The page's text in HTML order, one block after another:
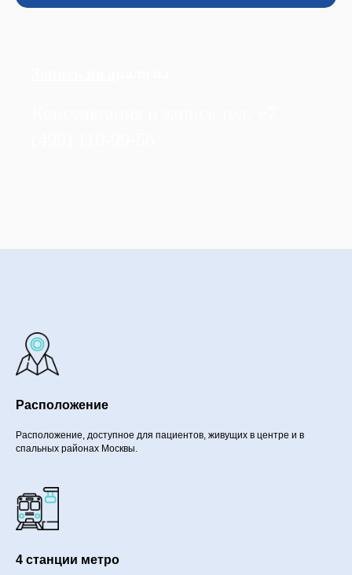
Расположение
Расположение, доступное для пациентов, живущих в центре и в
спальных районах Москвы.
4 станции метро